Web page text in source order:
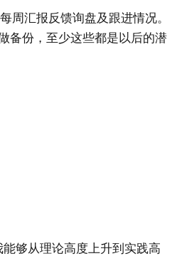
周汇报反馈询盘及跟进情况。
备份，至少这些都是以后的潜
够从理论高度上升到实践高